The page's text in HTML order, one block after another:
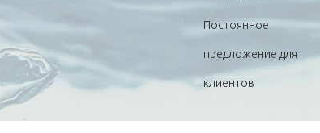
Постоянное
предложение для
клиентов